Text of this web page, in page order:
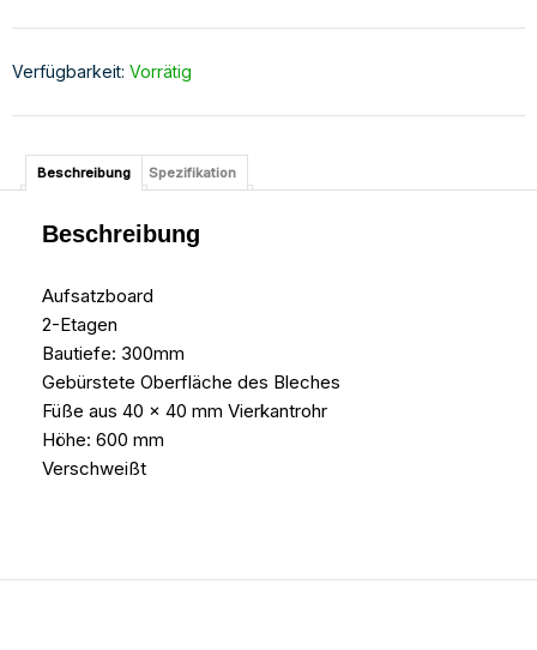
Verfügbarkeit: Vorrätig
Beschreibung Spezifikation
Beschreibung
Aufsatzboard
2-Etagen
Bautiefe: 300mm
Gebürstete Oberfläche des Bleches
Füße aus 40 x 40 mm Vierkantrohr
Höhe: 600 mm
Verschweißt